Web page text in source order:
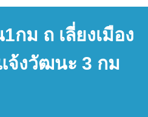
ม ถ เลี่ยงเมือง
จ้งวัฒนะ 3 กม